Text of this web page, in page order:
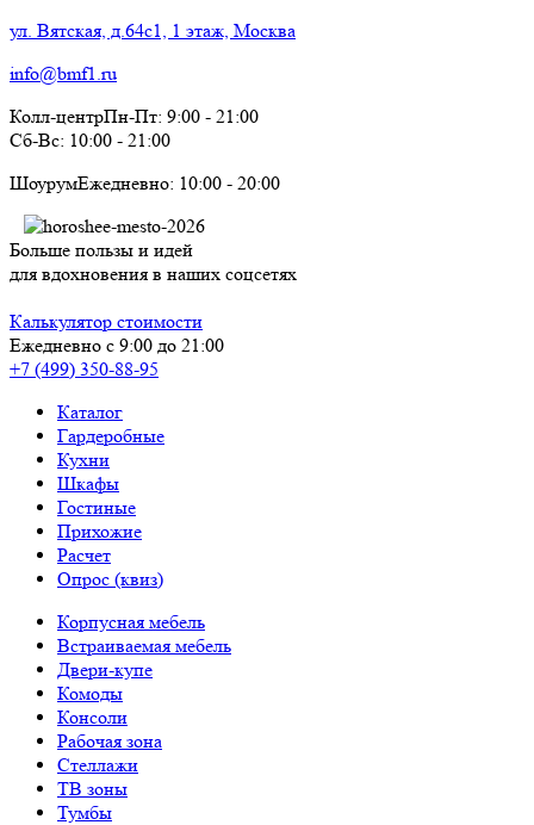
ул. Вятская, д.64с1, 1 этаж, Москва
info@bmf1.ru
Колл-центрПн-Пт: 9:00 - 21:00
Сб-Вс: 10:00 - 21:00
ШоурумЕжедневно: 10:00 - 20:00
Больше пользы и идей
для вдохновения в наших соцсетях
Калькулятор стоимости
Ежедневно с 9:00 до 21:00
+7 (499) 350-88-95
Каталог
Гардеробные
Кухни
Шкафы
Гостиные
Прихожие
Расчет
Опрос (квиз)
Корпусная мебель
Встраиваемая мебель
Двери-купе
Комоды
Консоли
Рабочая зона
Стеллажи
ТВ зоны
Тумбы